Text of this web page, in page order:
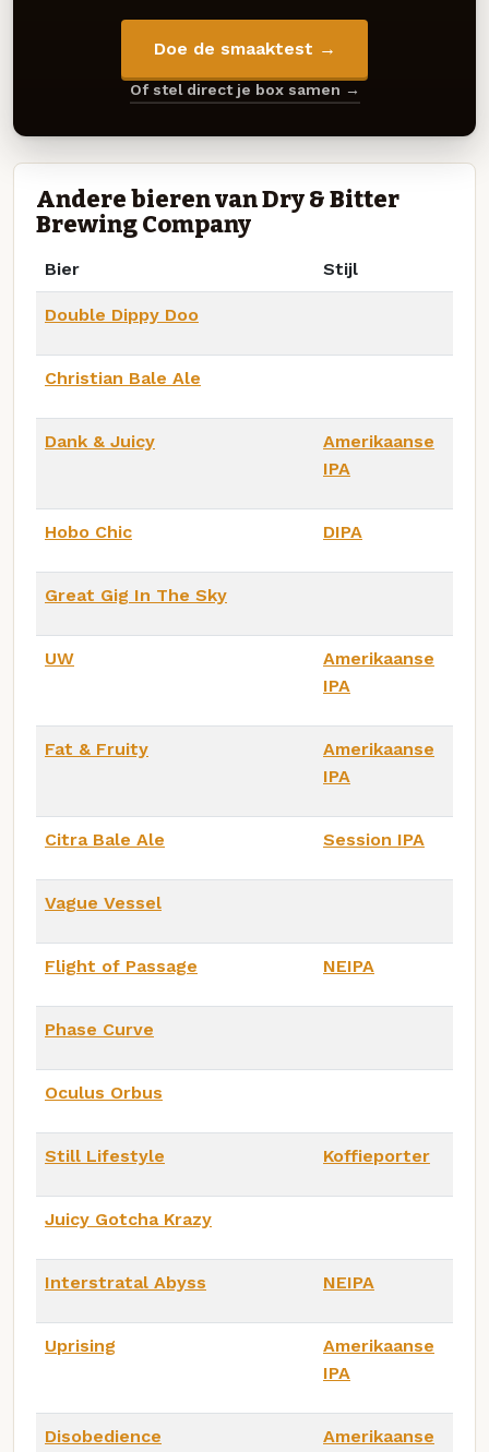
Doe de smaaktest →
Of stel direct je box samen →
Andere bieren van Dry & Bitter
Brewing Company
Bier Stijl
Double Dippy Doo
Christian Bale Ale
Dank & Juicy
Amerikaanse
IPA
Hobo Chic DIPA
Great Gig In The Sky
UW
Amerikaanse
IPA
Fat & Fruity
Amerikaanse
IPA
Citra Bale Ale Session IPA
Vague Vessel
Flight of Passage NEIPA
Phase Curve
Oculus Orbus
Still Lifestyle Koffieporter
Juicy Gotcha Krazy
Interstratal Abyss NEIPA
Uprising
Amerikaanse
IPA
Disobedience
Amerikaanse